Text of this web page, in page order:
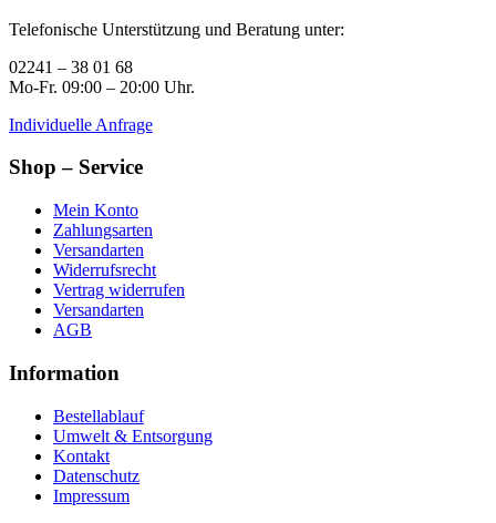
Telefonische Unterstützung und Beratung unter:
02241 – 38 01 68
Mo-Fr. 09:00 – 20:00 Uhr.
Individuelle Anfrage
Shop – Service
Mein Konto
Zahlungsarten
Versandarten
Widerrufsrecht
Vertrag widerrufen
Versandarten
AGB
Information
Bestellablauf
Umwelt & Entsorgung
Kontakt
Datenschutz
Impressum